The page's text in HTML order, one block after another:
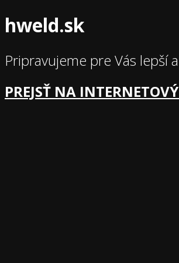
hweld.sk
Pripravujeme pre Vás lepší
PREJSŤ NA